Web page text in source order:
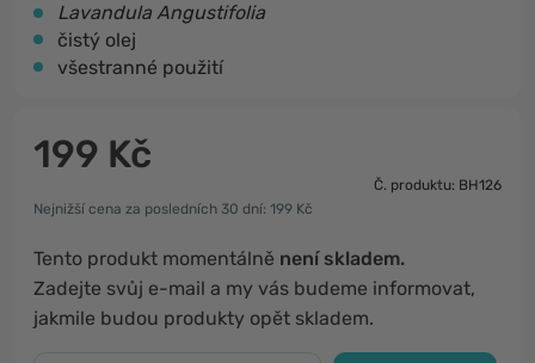
Lavandula Angustifolia
čistý olej
všestranné použití
199 Kč
Č. produktu: BH126
Nejnižší cena za posledních 30 dní: 199 Kč
Tento produkt momentálně není skladem.
Zadejte svůj e-mail a my vás budeme informovat,
jakmile budou produkty opět skladem.